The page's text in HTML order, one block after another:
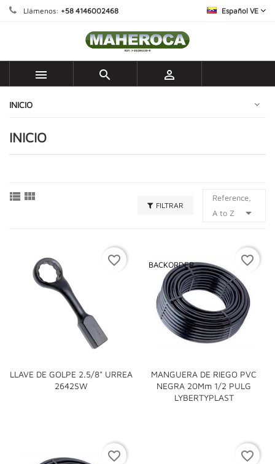
Llámenos: +58 4146002468 Español VE
  
INICIO
INICIO
 
FILTRAR
Reference,
A to Z

LLAVE DE GOLPE 2.5/8" URREA
2642SW
favorite_border
MANGUERA DE RIEGO PVC
NEGRA 20Mm 1/2 PULG
LYBERTYPLAST
BACKORDER favorite_border
favorite_border favorite_border